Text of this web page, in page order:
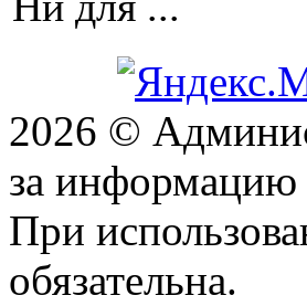
2026 ©
за информацию
При
обязательна.